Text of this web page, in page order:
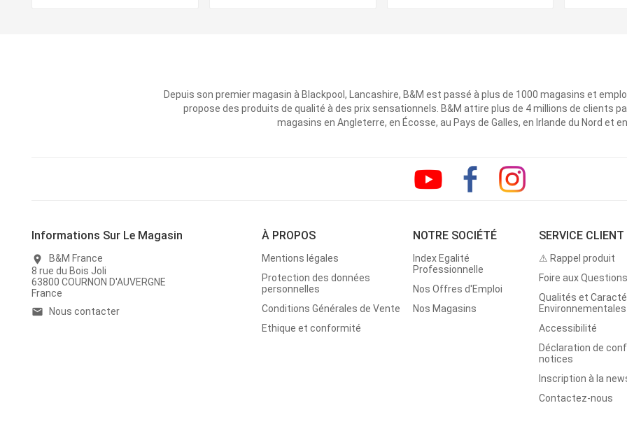
Depuis son premier magasin à Blackpool, Lancashire, B&M est passé à plus de 1000 magasins et
propose des produits de qualité à des prix sensationnels. B&M attire plus de 4 millions de clients
magasins en Angleterre, en Écosse, au Pays de Galles, en Irlande du Nord et
Informations Sur Le Magasin
location_on
B&M France
8 rue du Bois Joli
63800 COURNON D'AUVERGNE
France
email Nous contacter
À PROPOS
Mentions légales
Protection des données
personnelles
Conditions Générales de Vente
Ethique et conformité
NOTRE SOCIÉTÉ
Index Egalité
Professionnelle
Nos Offres d'Emploi
Nos Magasins
SERVICE CLIENT
⚠ Rappel produit
Foire aux
Qualités et
Environnementales
Accessibilité
Déclaration de
notices
Inscription à la
Contactez-nous